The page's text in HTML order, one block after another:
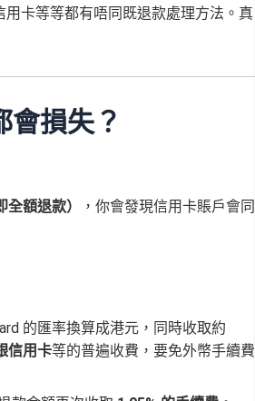
用卡等等都有唔同既退款處理方法。真
會損失？
額退款）
，你會發現信用卡賬戶會同
的匯率換算成港元，同時收取約
信用卡等的普遍收費，要免外幣手續費